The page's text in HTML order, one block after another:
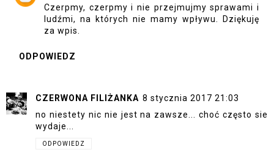
Czerpmy, czerpmy i nie przejmujmy sprawami i
ludźmi, na których nie mamy wpływu. Dziękuję
za wpis.
ODPOWIEDZ
CZERWONA FILIŻANKA 8 stycznia 2017 21:03
no niestety nic nie jest na zawsze... choć często sie
wydaje...
ODPOWIEDZ